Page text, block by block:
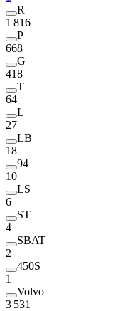
R
1 816
P
668
G
418
T
64
L
27
LB
18
94
10
LS
6
ST
4
SBAT
2
450S
1
Volvo
3 531